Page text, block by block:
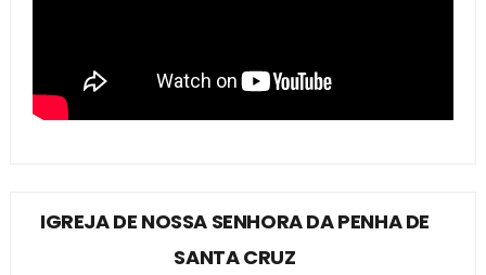
IGREJA DE NOSSA SENHORA DA PENHA DE
SANTA CRUZ